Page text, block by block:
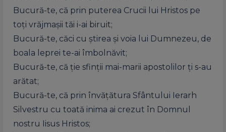
Bucură-te, că prin puterea Crucii lui Hristos pe
toți vrăjmașii tăi i-ai biruit;
Bucură-te, căci cu știrea și voia lui Dumnezeu, de
boala leprei te-ai îmbolnăvit;
Bucură-te, că ție sfinții mai-marii apostolilor ți s-au
arătat;
Bucură-te, că prin învățătura Sfântului Ierarh
Silvestru cu toată inima ai crezut în Domnul
nostru Iisus Hristos;